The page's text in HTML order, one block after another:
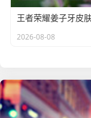
2026-08-08